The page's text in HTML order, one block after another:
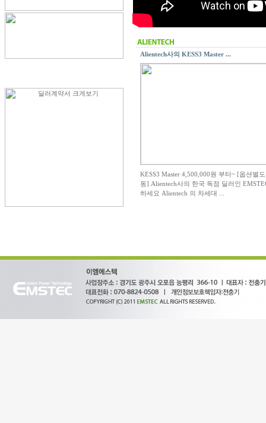
Alientech사의 KESS3 Master ...
KESS3 Master 4,500,000원 부터~ [옵션별
동] Alientech사의 한국 독점 딜러인
하세요 Alientech 의 차세대 ...